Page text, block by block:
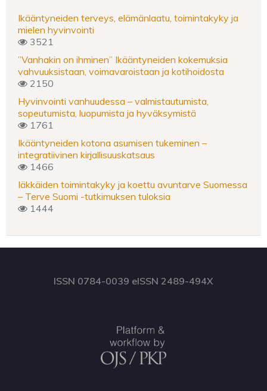
Ikääntyneiden terveys, elämänlaatu, toimintakyky ja
mielen hyvinvointi
3521
”Vanhakin on ihminen” Ikääntyneiden kokemuksia
vahvuuksistaan, voimavaroistaan ja kotihoidosta
2150
Hyvinvointi vanhuudessa – valmistautumista,
sopeutumista, luopumista ja hyväksymistä
1761
Ikääntyneiden kotona asumisen tukeminen –
integratiivinen kirjallisuuskatsaus
1466
Iäkkäiden toimintakyky ja koettu avuntarve Suomessa
– Terve Suomi -tutkimuksen tuloksia
1444
ISSN 0784-0039 eISSN 2489-494X